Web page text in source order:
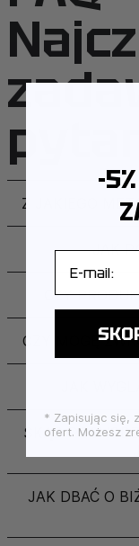
Z JAKIEGO
JAK
CZY
CZY MOGĘ
JAK
SKĄD
JAK DBAĆ O
-
* Zapisując się,
ofert. Możesz